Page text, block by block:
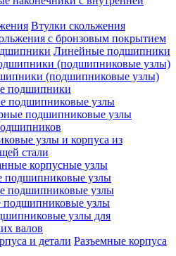
Втулки скольжения
с бронзовым покрытием
Линейные подшипники
(подшипниковые узлы)
подшипники
подшипниковые узлы
подшипниковые узлы
узлы и корпуса из
стали
корпусные узлы
подшипниковые узлы
подшипниковые узлы
узлы
узлы для
валов
Разъемные корпуса